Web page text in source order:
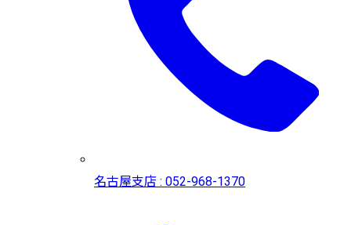
名古屋支店 : 052-968-1370